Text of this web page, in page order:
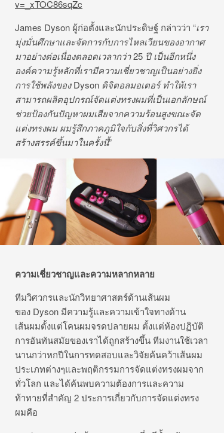
v=_xTOC86sqZc
James Dyson ผู้ก่อตั้งและนักประดิษฐ์ กล่าวว่า “เรา
มุ่งมั่นศึกษาและจัดการกับการไหลเวียนของอากาศ
มาอย่างต่อเนื่องตลอดเวลากว่า25 ปี เป็นอีกหนึ่ง
องค์ความรู้หลักที่เรามีความเชี่ยวชาญเป็นอย่างยิ่ง
การใช้พลังของDyson ดิจิตอลมอเตอร์ ทำให้เรา
สามารถผลิตอุปกรณ์จัดแต่งทรงผมที่เป็นเอกลักษณ์
ช่วยป้องกันปัญหาผมเสียจากความร้อนสูงขณะจัด
แต่งทรงผม ผมรู้สึกภาคภูมิใจกับสิ่งที่วิศวกรได้
สร้างสรรค์ขึ้นมาในครั้งนี้”
ความเชี่ยวชาญและความหลากหลาย
ทีมวิศวกรและนักวิทยาศาสตร์ด้านเส้นผม
ของ Dyson มีความรู้และความเข้าใจทางด้าน
เส้นผมตั้งแต่โคนผมจรดปลายผม ตั้งแต่ห้องปฏิบัติ
การอันทันสมัยของเราได้ถูกสร้างขึ้น ทีมงานใช้เวลา
นานกว่าหกปีในการทดสอบและวิจัยค้นคว้าเส้นผม
ประเภทต่างๆและพฤติกรรมการจัดแต่งทรงผมจาก
ทั่วโลก และได้ค้นพบความต้องการและความ
ท้าทายที่สำคัญ 2 ประการเกี่ยวกับการจัดแต่งทรง
ผมคือ